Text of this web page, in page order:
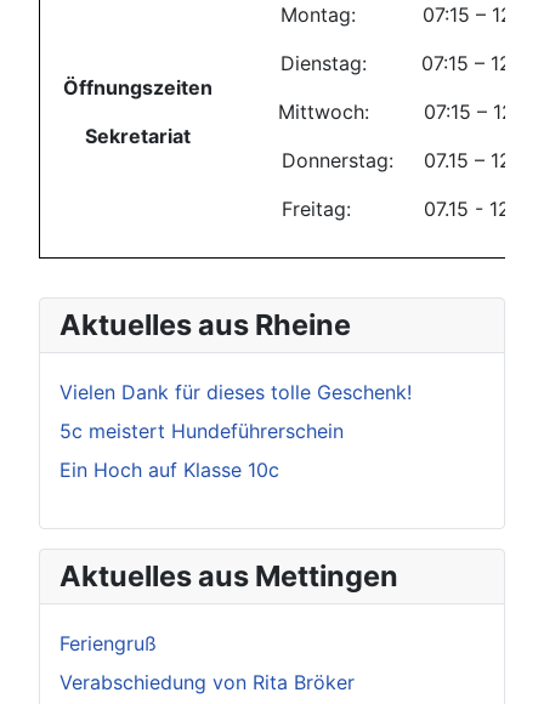
Öffnungszeiten
Sekretariat
Montag: 07:15 – 12:00
Dienstag: 07:15 – 12.00
Mittwoch: 07:15 – 12:00
Donnerstag: 07.15 – 12.00
Freitag: 07.15 - 12.00
Aktuelles aus Rheine
Vielen Dank für dieses tolle Geschenk!
5c meistert Hundeführerschein
Ein Hoch auf Klasse 10c
Aktuelles aus Mettingen
Feriengruß
Verabschiedung von Rita Bröker